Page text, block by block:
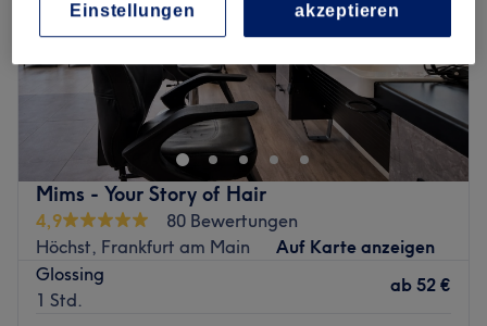
Mims - Your Story of Hair
4,9
80 Bewertungen
Höchst, Frankfurt am Main
Auf Karte anzeigen
Glossing
1 Std.
ab 52 €
Einstellungen
akzeptieren